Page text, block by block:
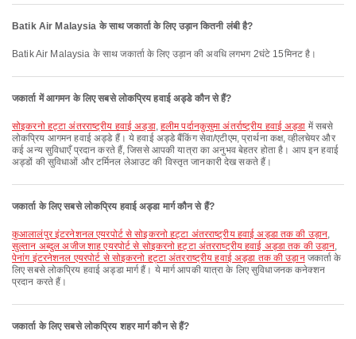
Batik Air Malaysia के साथ जकार्ता के लिए उड़ान कितनी लंबी है?
Batik Air Malaysia के साथ जकार्ता के लिए उड़ान की अवधि लगभग 2घंटे 15मिनट है।
जकार्ता में आगमन के लिए सबसे लोकप्रिय हवाई अड्डे कौन से हैं?
सोइकरनो हट्टा अंतरराष्ट्रीय हवाई अड्डा, हलीम पर्दानकुसुमा अंतर्राष्ट्रीय हवाई अड्डा में सबसे
लोकप्रिय आगमन हवाई अड्डे हैं। ये हवाई अड्डे बैंकिंग सेवा/एटीएम, प्रार्थना कक्ष, व्हीलचेयर और
कई अन्य सुविधाएँ प्रदान करते हैं, जिससे आपकी यात्रा का अनुभव बेहतर होता है। आप इन हवाई
अड्डों की सुविधाओं और टर्मिनल लेआउट की विस्तृत जानकारी देख सकते हैं।
जकार्ता के लिए सबसे लोकप्रिय हवाई अड्डा मार्ग कौन से हैं?
कुआलालंपुर इंटरनेशनल एयरपोर्ट से सोइकरनो हट्टा अंतरराष्ट्रीय हवाई अड्डा तक की उड़ान,
सुल्तान अब्दुल अजीज शाह एयरपोर्ट से सोइकरनो हट्टा अंतरराष्ट्रीय हवाई अड्डा तक की उड़ान,
पेनांग इंटरनेशनल एयरपोर्ट से सोइकरनो हट्टा अंतरराष्ट्रीय हवाई अड्डा तक की उड़ानजकार्ता के
लिए सबसे लोकप्रिय हवाई अड्डा मार्ग हैं। ये मार्ग आपकी यात्रा के लिए सुविधाजनक कनेक्शन
प्रदान करते हैं।
जकार्ता के लिए सबसे लोकप्रिय शहर मार्ग कौन से हैं?